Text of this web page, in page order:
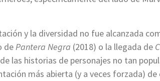
y la diversidad no fue alcanzada
dePantera Negra (2018) o la llegada de
las historias de personajes no tan
más abierta (y a veces forzada)